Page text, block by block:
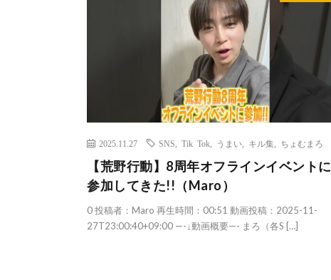
2025.11.27 SNS Tik Tok うまい キル集 ちょむまろ
【荒野行動】8周年オフラインイベントに
参加してきた!!（Maro）
0 投稿者：Maro 再生時間：00:51 動画投稿：2025-11-
27T23:00:40+09:00 —-↓動画概要—- まろ（各S […]